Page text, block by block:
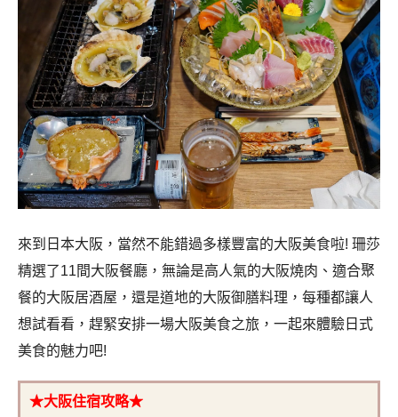
來到日本大阪，當然不能錯過多樣豐富的大阪美食啦! 珊莎
精選了11間大阪餐廳，無論是高人氣的大阪燒肉、適合聚
餐的大阪居酒屋，還是道地的大阪御膳料理，每種都讓人
想試看看，趕緊安排一場大阪美食之旅，一起來體驗日式
美食的魅力吧!
★大阪住宿攻略★